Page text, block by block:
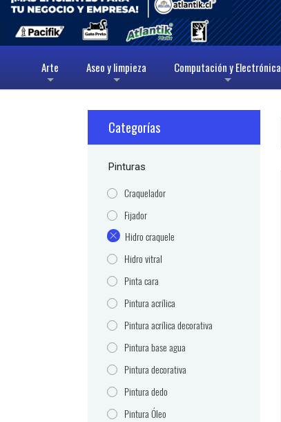
+
Arte
+
Aseo y limpieza
+
Computación y Electrónica
Categorías
Pinturas
Craquelador
Fijador
Hidro craquele
Hidro vitral
Pinta cara
Pintura acrílica
Pintura acrílica decorativa
Pintura base agua
Pintura decorativa
Pintura dedo
Pintura Óleo